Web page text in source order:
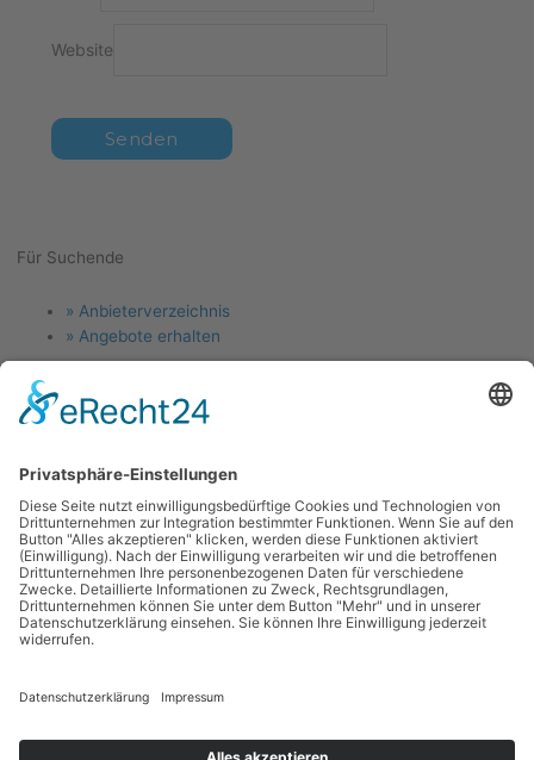
Website
Für Suchende
Menu
» Anbieterverzeichnis
» Angebote erhalten
Für Anlagenbauer
» Angebotsanfragen
Links
Menu Kontakt
News
Blog
Forum
Schulungen